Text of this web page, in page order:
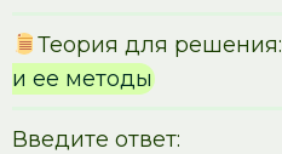
Теория для решения:
и ее методы
Введите ответ: